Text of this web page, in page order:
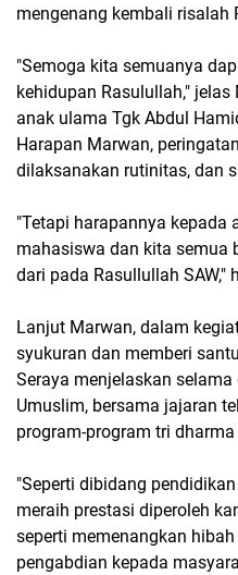
mengenang kembali risalah
"Semoga kita semuanya
kehidupan Rasulullah,"
anak ulama Tgk Abdul
Harapan Marwan,
dilaksanakan rutinitas, dan
"Tetapi harapannya kepada
mahasiswa dan kita semua
dari pada Rasullullah SAW,"
Lanjut Marwan, dalam
syukuran dan memberi
Seraya menjelaskan
Umuslim, bersama jajaran
program-program tri
"Seperti dibidang
meraih prestasi diperoleh
seperti memenangkan
pengabdian kepada